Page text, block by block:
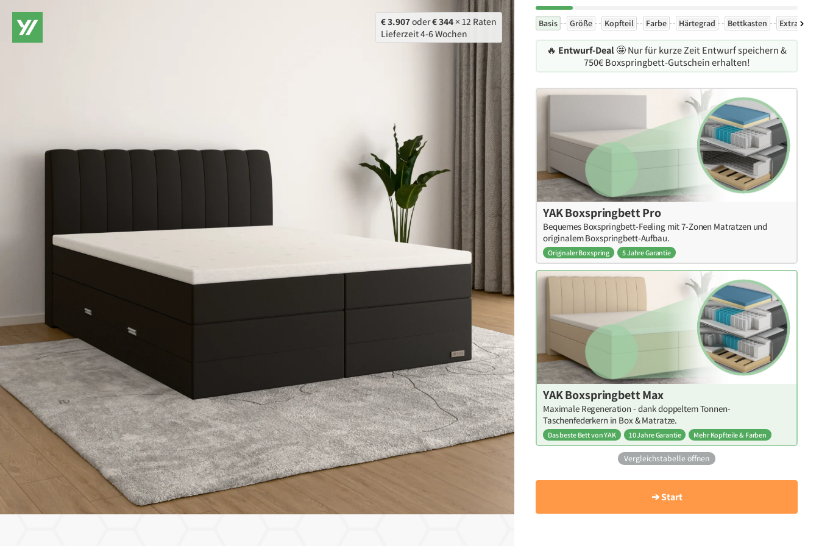
€ 3.907oder€ 344 × 12 Raten
Lieferzeit 4-6 Wochen
Basis Größe Kopfteil Farbe Härtegrad Bettkasten Extras
🔥 Entwurf-Deal🤩 Nur für kurze Zeit Entwurf speichern &
750€ Boxspringbett-Gutschein erhalten!
YAK Boxspringbett Pro
Bequemes Boxspringbett-Feeling mit 7-Zonen Matratzen und
originalem Boxspringbett-Aufbau.
Originaler Boxspring 5 Jahre Garantie
YAK Boxspringbett Max
Maximale Regeneration - dank doppeltem Tonnen-
Taschenfederkern in Box & Matratze.
Das beste Bett von YAK 10 Jahre Garantie Mehr Kopfteile & Farben
Vergleichstabelle öffnen
➔ Start